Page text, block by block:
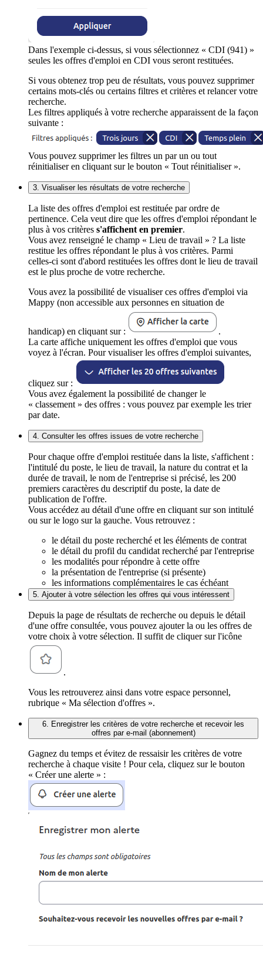
Dans l'exemple ci-dessus, si vous sélectionnez « CDI (941) »
seules les offres d'emploi en CDI vous seront restituées.
Si vous obtenez trop peu de résultats, vous pouvez supprimer
certains mots-clés ou certains filtres et critères et relancer votre
recherche.
Les filtres appliqués à votre recherche apparaissent de la façon
suivante :
Vous pouvez supprimer les filtres un par un ou tout
réinitialiser en cliquant sur le bouton « Tout réinitialiser ».
3. Visualiser les résultats de votre recherche
La liste des offres d'emploi est restituée par ordre de
pertinence. Cela veut dire que les offres d'emploi répondant le
plus à vos critères s'affichent en premier.
Vous avez renseigné le champ « Lieu de travail » ? La liste
restitue les offres répondant le plus à vos critères. Parmi
celles-ci sont d'abord restituées les offres dont le lieu de travail
est le plus proche de votre recherche.
Vous avez la possibilité de visualiser ces offres d'emploi via
Mappy (non accessible aux personnes en situation de
handicap) en cliquant sur :
.
La carte affiche uniquement les offres d'emploi que vous
voyez à l'écran. Pour visualiser les offres d'emploi suivantes,
cliquez sur :
Vous avez également la possibilité de changer le
« classement » des offres : vous pouvez par exemple les trier
par date.
4. Consulter les offres issues de votre recherche
Pour chaque offre d'emploi restituée dans la liste, s'affichent :
l'intitulé du poste, le lieu de travail, la nature du contrat et la
durée de travail, le nom de l'entreprise si précisé, les 200
premiers caractères du descriptif du poste, la date de
publication de l'offre.
Vous accédez au détail d'une offre en cliquant sur son intitulé
ou sur le logo sur la gauche. Vous retrouvez :
le détail du poste recherché et les éléments de contrat
le détail du profil du candidat recherché par l'entreprise
les modalités pour répondre à cette offre
la présentation de l'entreprise (si présente)
les informations complémentaires le cas échéant
5. Ajouter à votre sélection les offres qui vous intéressent
Depuis la page de résultats de recherche ou depuis le détail
d'une offre consultée, vous pouvez ajouter la ou les offres de
votre choix à votre sélection. Il suffit de cliquer sur l'icône
.
Vous les retrouverez ainsi dans votre espace personnel,
rubrique « Ma sélection d'offres ».
6. Enregistrer les critères de votre recherche et recevoir les
offres par e-mail (abonnement)
Gagnez du temps et évitez de ressaisir les critères de votre
recherche à chaque visite ! Pour cela, cliquez sur le bouton
« Créer une alerte » :